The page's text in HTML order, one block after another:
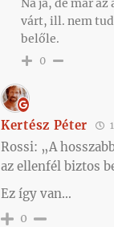
Na ja, de már
várt, ill. nem
belőle.
0
Kertész Péter
Rossi: „A
az ellenfél biztos
Ez így van…
0